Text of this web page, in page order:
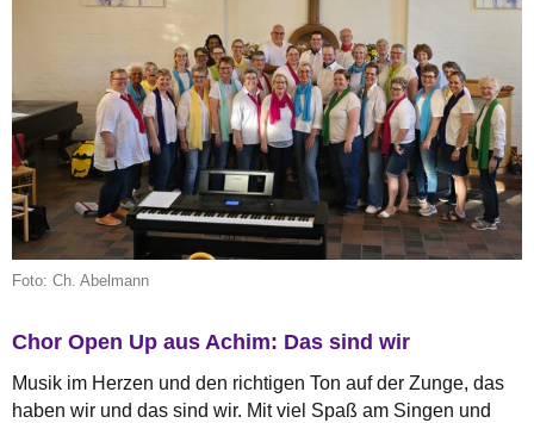
Foto: Ch. Abelmann
Chor Open Up aus Achim: Das sind wir
Musik im Herzen und den richtigen Ton auf der Zunge, das
haben wir und das sind wir. Mit viel Spaß am Singen und